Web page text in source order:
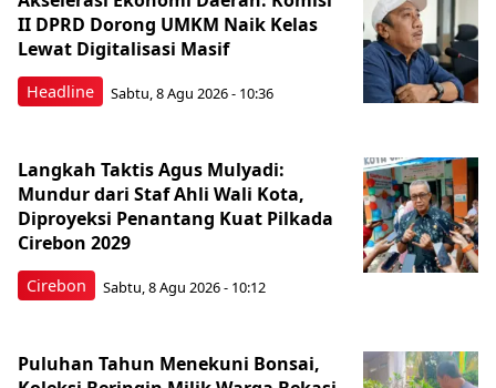
Headline
II DPRD Dorong UMKM Naik Kelas
Lewat Digitalisasi Masif
Sabtu, 8 Agu 2026 - 10:36
Cirebon
Langkah Taktis Agus Mulyadi:
Mundur dari Staf Ahli Wali Kota,
Diproyeksi Penantang Kuat Pilkada
Cirebon 2029
Sabtu, 8 Agu 2026 - 10:12
Puluhan Tahun Menekuni Bonsai,